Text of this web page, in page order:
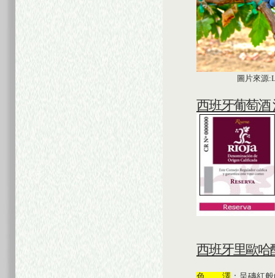
圖片來源
西班牙葡萄酒
西班牙里歐哈